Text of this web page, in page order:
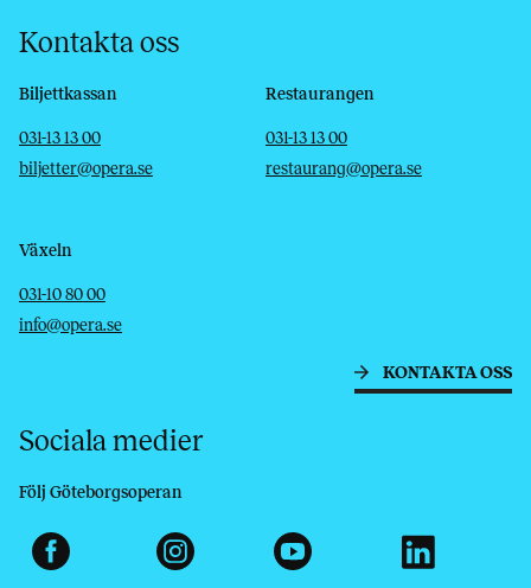
Kontakta oss
Biljettkassan
Telefon
031-13 13 00
E-post
biljetter@opera.se
Restaurangen
Telefon
031-13 13 00
E-post
restaurang@opera.se
Växeln
Telefon
031-10 80 00
E-post
info@opera.se
KONTAKTA OSS
Sociala medier
Följ Göteborgsoperan